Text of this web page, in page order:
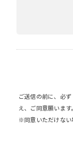
ご送信の前に、必
え、ご同意願います。
※同意いただけない